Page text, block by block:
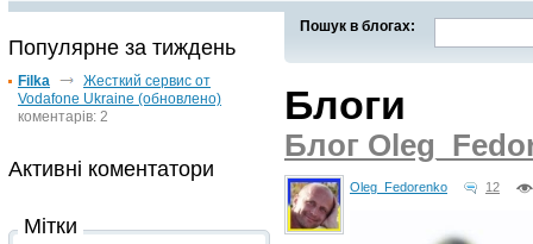
Пошук в блогах:
Блоги
Блог
Oleg_Fedorenko 12
Популярне за тиждень
Filka
Жесткий сервис от
Vodafone Ukraine (обновлено)
коментарів: 2
Активні коментатори
Мітки